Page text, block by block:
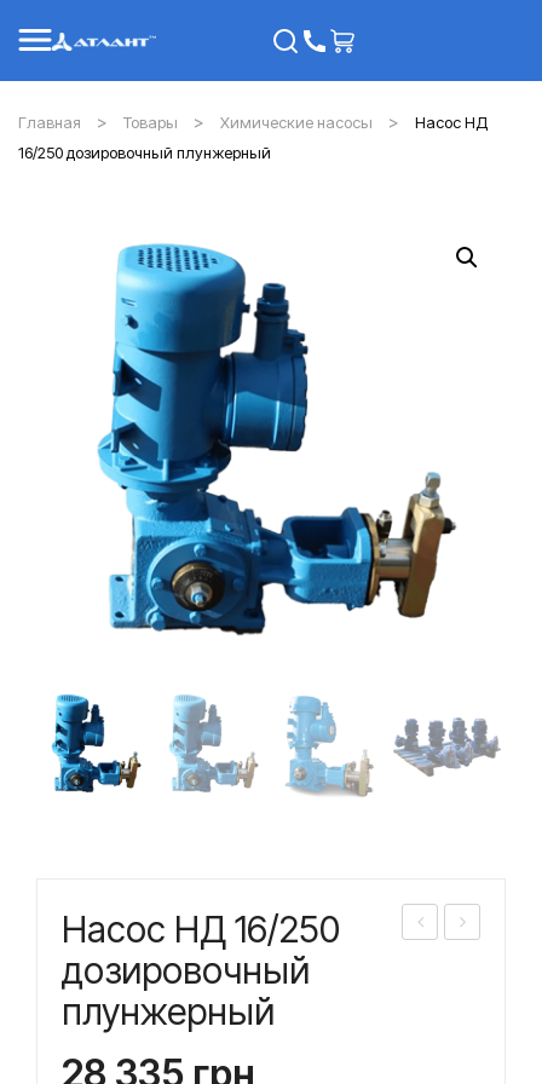
Главная Товары Химические насосы
Насос НД
16/250 дозировочный плунжерный
Насос НД 16/250
дозировочный
плунжерный
28 335 грн